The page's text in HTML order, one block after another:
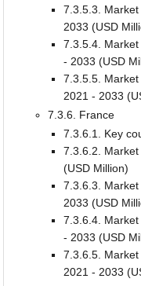
7.3.5.3.
2033 (USD
7.3.5.4.
- 2033 (USD
7.3.5.5.
2021 - 2033
7.3.6. France
7.3.6.1. Key
7.3.6.2.
(USD Million)
7.3.6.3.
2033 (USD
7.3.6.4.
- 2033 (USD
7.3.6.5.
2021 - 2033